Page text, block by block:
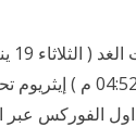
م ) فكرة بيع تداول